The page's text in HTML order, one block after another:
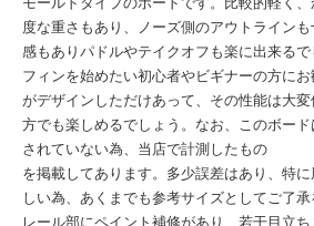
度な重さもあり、ノーズ側のアウトライン
感もありパドルやテイクオフも楽に出来る
フィンを始めたい初心者やビギナーの方に
がデザインしただけあって、その性能は大
方でも楽しめるでしょう。なお、このボー
されていない為、当店で計測したもの
を掲載してあります。多少誤差はあり、特
しい為、あくまでも参考サイズとしてご了承
レール部にペイント補修があり、若干目立